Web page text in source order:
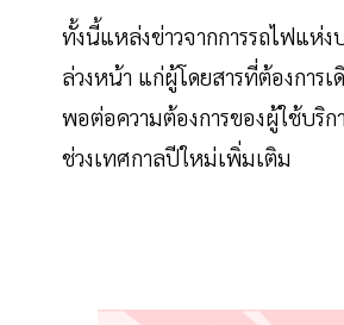
ทั้งนี้แหล่งข่าวจากการรถไฟแห่ง
ล่วงหน้า แก่ผู้โดยสารที่ต้องกา
พอต่อความต้องการของผู้ใช้บริก
ช่วงเทศกาลปีใหม่เพิ่มเติม